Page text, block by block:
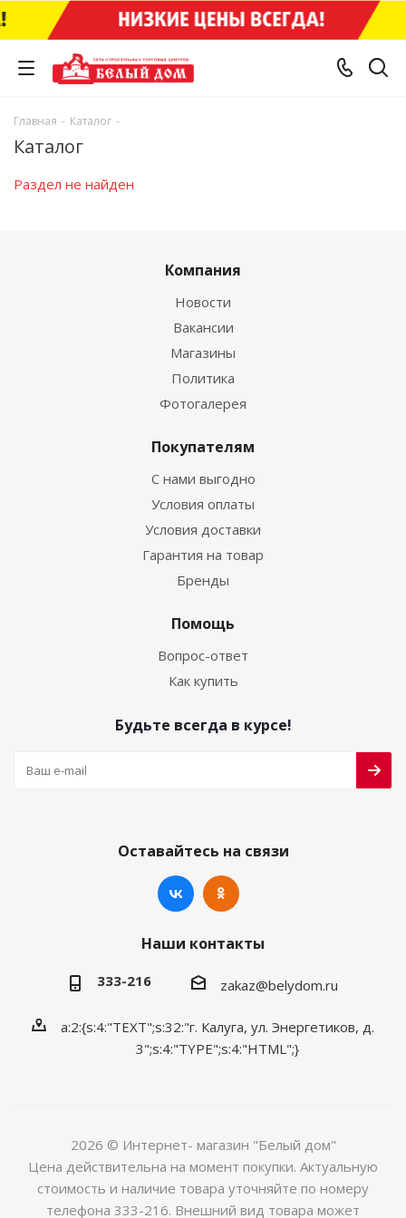
Главная - Каталог -
Каталог
Раздел не найден
Компания
Новости
Вакансии
Магазины
Политика
Фотогалерея
Покупателям
С нами выгодно
Условия оплаты
Условия доставки
Гарантия на товар
Бренды
Помощь
Вопрос-ответ
Как купить
Будьте всегда в курсе!
Оставайтесь на связи
Наши контакты
333-216 zakaz@belydom.ru
a:2:{s:4:"TEXT";s:32:"г. Калуга, ул. Энергетиков, д.
3";s:4:"TYPE";s:4:"HTML";}
2026 © Интернет- магазин "Белый дом"
Цена действительна на момент покупки. Актуальную
стоимость и наличие товара уточняйте по номеру
телефона 333-216. Внешний вид товара может